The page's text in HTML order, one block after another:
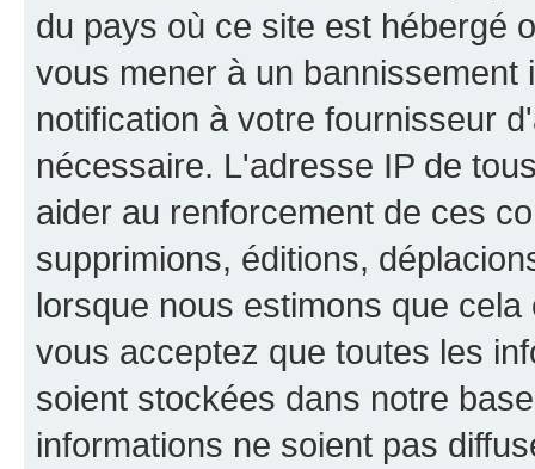
du pays où ce site est hébergé
vous mener à un
notification à votre fournisseur
nécessaire. L'adresse IP de
aider au renforcement de ces
supprimions, éditions,
lorsque nous estimons que
vous acceptez que toutes les
soient stockées dans notre
informations ne soient pas